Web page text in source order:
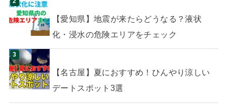
【愛知県】地震が来たらどうなる？液状
化・浸水の危険エリアをチェック
【名古屋】夏におすすめ！ひんやり涼しい
デートスポット3選